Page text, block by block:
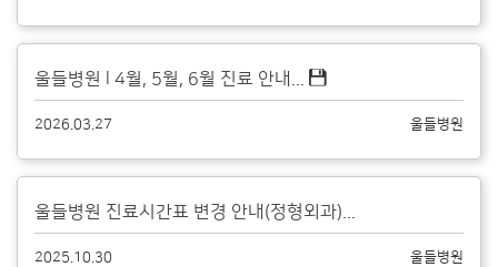
울들병원 l 4월, 5월, 6월 진료 안내...
울들병원
2026.03.27
울들병원 진료시간표 변경 안내(정형외과)...
울들병원
2025.10.30